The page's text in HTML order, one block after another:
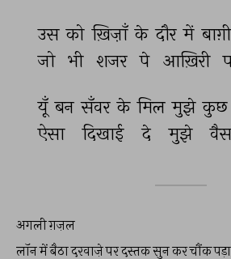
उस को ख़िज़ाँ के दौर में बाग़ी
जो भी शजर पे आख़िरी
यूँ बन सँवर के मिल मुझे कुछ
ऐसा
दिखाई दे मुझे
अगली ग़ज़ल
लॉन में बैठा दरवाज़े पर दस्तक सुन कर चौंक पड़ा